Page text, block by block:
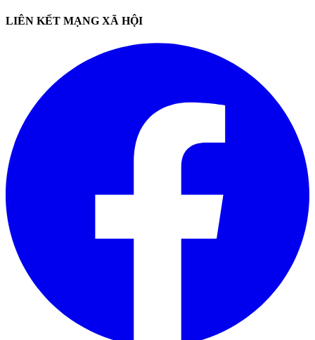
LIÊN KẾT MẠNG XÃ HỘI